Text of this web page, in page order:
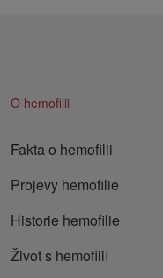
O hemofilii
Fakta o hemofilii
Projevy hemofilie
Historie hemofilie
Život s hemofilií